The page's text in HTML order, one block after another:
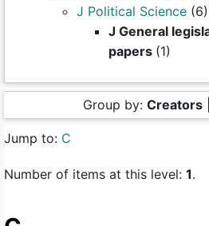
J Political Science (6)
J General
papers (1)
Group by: Creators
Jump to: С
Number of items at this level: 1.